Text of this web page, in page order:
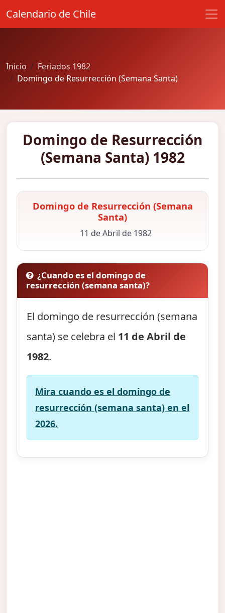
Calendario de Chile
Inicio
Feriados 1982
Domingo de Resurrección (Semana Santa)
Domingo de Resurrección
(Semana Santa) 1982
Domingo de Resurrección (Semana
Santa)
11 de Abril de 1982
¿Cuando es el domingo de
resurrección (semana santa)?
El domingo de resurrección (semana
santa) se celebra el 11 de Abril de
1982.
Mira cuando es el domingo de
resurrección (semana santa) en el
2026.